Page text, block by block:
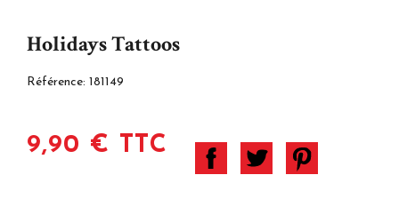
Holidays Tattoos
Référence: 181149
9,90 € TTC